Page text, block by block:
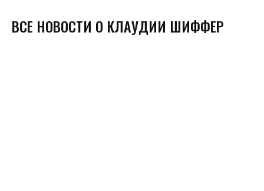
ВСЕ НОВОСТИ О КЛАУДИИ ШИФФЕР